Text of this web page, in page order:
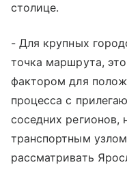
столице.
- Для крупных
точка маршрута,
фактором для
процесса с
соседних регионов,
транспортным
рассматривать